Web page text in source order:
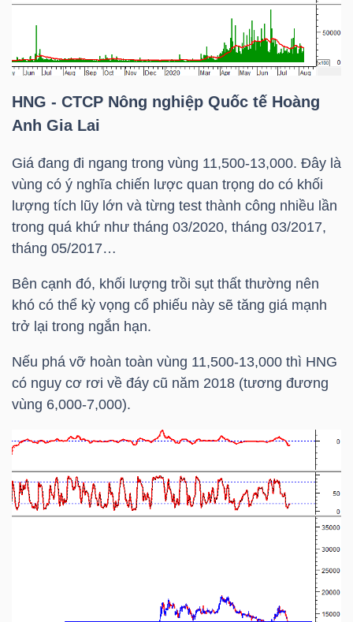
HNG - CTCP Nông nghiệp Quốc tế Hoàng
Anh Gia Lai
Giá đang đi ngang trong vùng 11,500-13,000. Đây là
vùng có ý nghĩa chiến lược quan trọng do có khối
lượng tích lũy lớn và từng test thành công nhiều lần
trong quá khứ như tháng 03/2020, tháng 03/2017,
tháng 05/2017…
Bên cạnh đó, khối lượng trồi sụt thất thường nên
khó có thể kỳ vọng cổ phiếu này sẽ tăng giá mạnh
trở lại trong ngắn hạn.
Nếu phá vỡ hoàn toàn vùng 11,500-13,000 thì HNG
có nguy cơ rơi về đáy cũ năm 2018 (tương đương
vùng 6,000-7,000).
YẾU
TIÊU
DÙNG
YẾU
SÓC
SỨC
KHỎE